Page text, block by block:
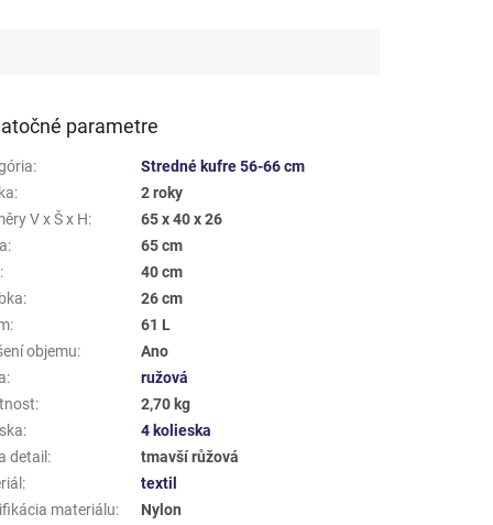
parametre
:
Stredné kufre 56-66 cm
:
2 roky
V x Š x H:
65 x 40 x 26
:
65 cm
:
40 cm
:
26 cm
:
61 L
objemu:
Ano
:
ružová
:
2,70 kg
:
4 kolieska
detail:
tmavší růžová
:
textil
materiálu:
Nylon